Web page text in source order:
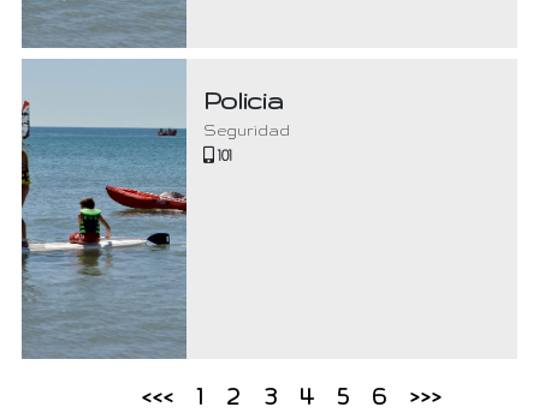
Policia
Seguridad
101
<<< 1 2 3 4 5 6 >>>